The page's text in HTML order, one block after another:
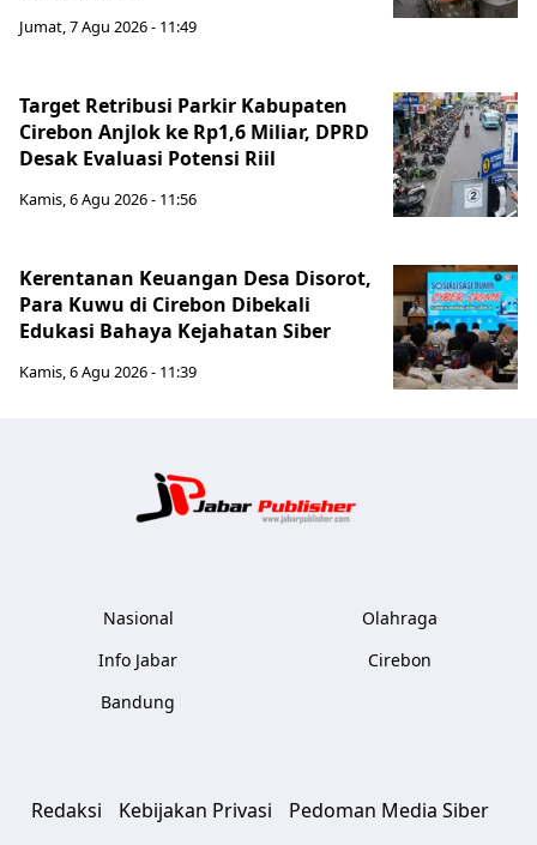
Jumat, 7 Agu 2026 - 11:49
Target Retribusi Parkir Kabupaten
Cirebon Anjlok ke Rp1,6 Miliar, DPRD
Desak Evaluasi Potensi Riil
Kamis, 6 Agu 2026 - 11:56
Kerentanan Keuangan Desa Disorot,
Para Kuwu di Cirebon Dibekali
Edukasi Bahaya Kejahatan Siber
Kamis, 6 Agu 2026 - 11:39
Nasional
Info Jabar
Bandung
Olahraga
Cirebon
Redaksi Kebijakan Privasi
Pedoman Media Siber